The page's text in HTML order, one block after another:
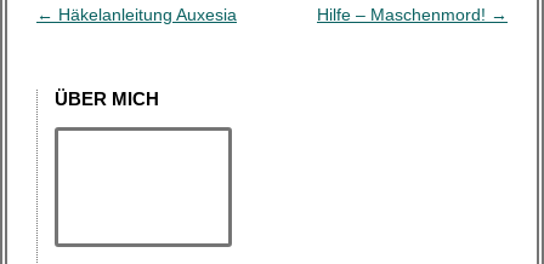
B
t
r
a
g
s
← Häkelanleitung Auxesia Hilfe – Maschenmord! →
ÜBER MICH